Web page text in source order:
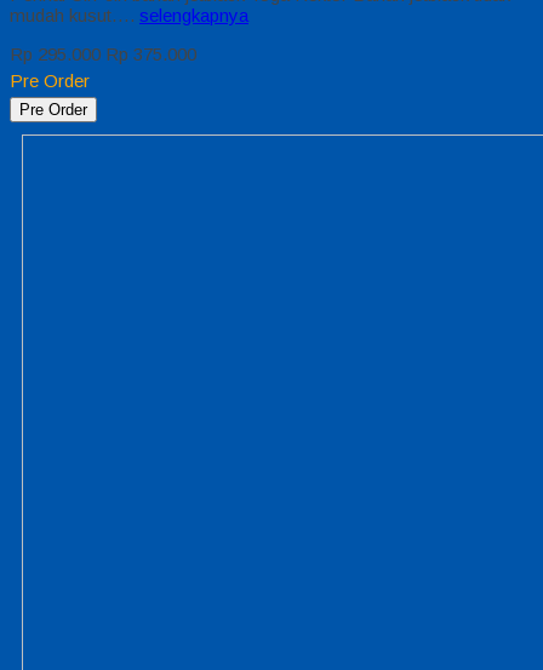
mudah kusut…. selengkapnya
Rp 295.000 Rp 375.000
Pre Order
Pre Order